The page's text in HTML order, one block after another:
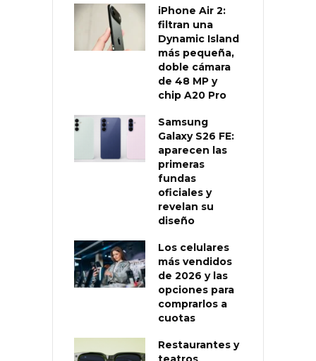
iPhone Air 2:
filtran una
Dynamic Island
más pequeña,
doble cámara
de 48 MP y
chip A20 Pro
Samsung
Galaxy S26 FE:
aparecen las
primeras
fundas
oficiales y
revelan su
diseño
Los celulares
más vendidos
de 2026 y las
opciones para
comprarlos a
cuotas
Restaurantes y